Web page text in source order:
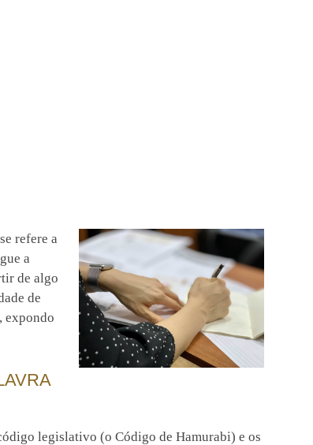
refere a
a
de algo
de
expondo
legislativo (o Código de Hamurabi) e os